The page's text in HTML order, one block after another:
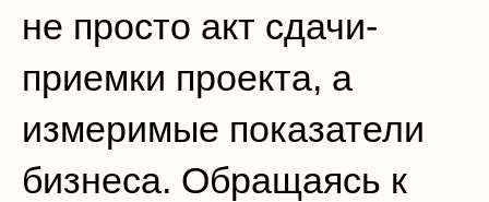
не просто акт сдачи-
приемки проекта, а
измеримые показатели
бизнеса. Обращаясь к